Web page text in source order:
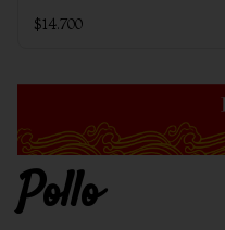
$14.700
Pollo